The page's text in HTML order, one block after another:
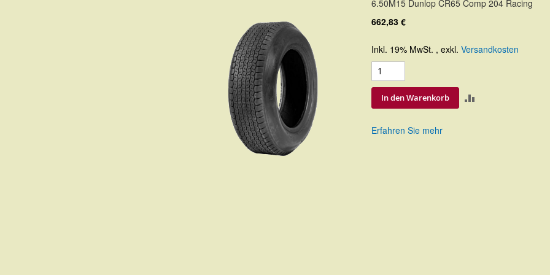
6.50M15 Dunlop CR65 Comp 204 Racing
662,83 €
Inkl. 19% MwSt. ,exkl.Versandkosten
In den Warenkorb
Erfahren Sie mehr